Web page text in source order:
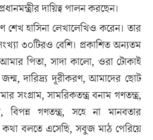
দায়িত্ব পালন করছেন।
শেখ হাসিনা লেখালেখিও করেন। তার
৩০টিরও বেশি। প্রকাশিত অন্যতম
পিতা, সাদা কালো, ওরা টোকাই
জন্ম, দারিদ্র্য দূরীকরণ, আমাদের ছোট
সংগ্রাম, সামরিকতন্ত্র বনাম গণতন্ত্র,
বিপন্ন গণতন্ত্র, সহে না মানবতার
বলতে এসেছি, সবুজ মাঠ পেরিয়ে